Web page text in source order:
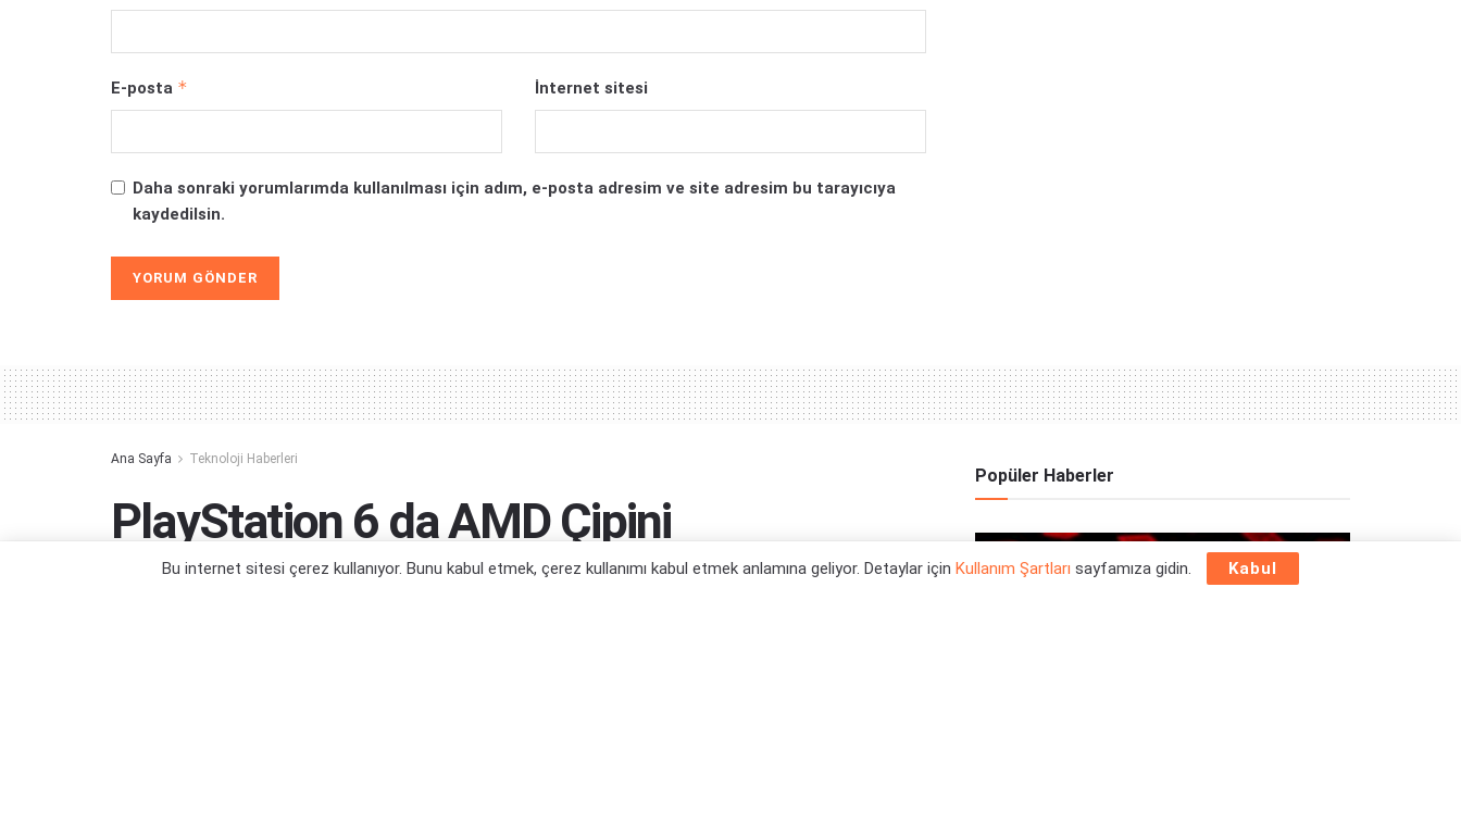
E-posta * İnternet sitesi
Daha sonraki yorumlarımda kullanılması için adım, e-posta adresim ve site adresim bu tarayıcıya
kaydedilsin.
Ana Sayfa Teknoloji Haberleri
PlayStation 6 da AMD Çipini
Kullanacakmış
Popüler Haberler
Bu internet sitesi çerez kullanıyor. Bunu kabul etmek, çerez kullanımı kabul etmek anlamına geliyor. Detaylar için Kullanım Şartları sayfamıza gidin. Kabul